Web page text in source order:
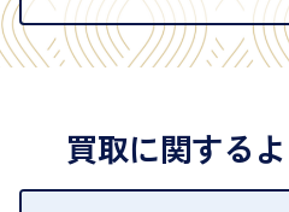
買取に関する